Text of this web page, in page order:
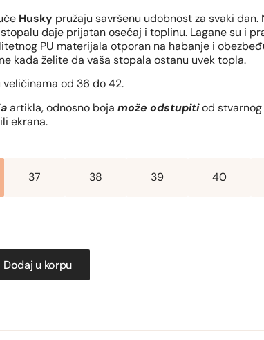
Husky pružaju savršenu udobnost za svaki
daje prijatan osećaj i toplinu. Lagane su i
PU materijala otporan na habanje i
kada želite da vaša stopala ostanu uvek topla.
veličinama od 36 do 42.
artikla, odnosno boja može odstupitiod stvarnog
ekrana.
37 38 39 40
Dodaj u korpu